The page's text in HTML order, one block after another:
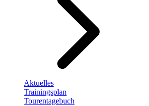
Aktuelles
Trainingsplan
Tourentagebuch